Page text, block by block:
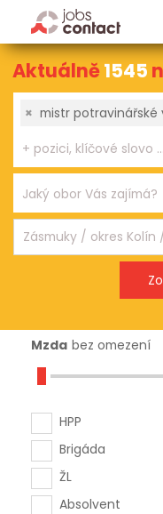
Aktuálně1545
× mistr potravinářské
Mzda bez omezení
HPP
Brigáda
ŽL
Absolvent